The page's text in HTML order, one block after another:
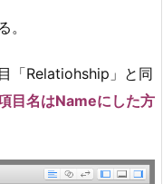
。
「Relatiohship」と同
目名はNameにした方